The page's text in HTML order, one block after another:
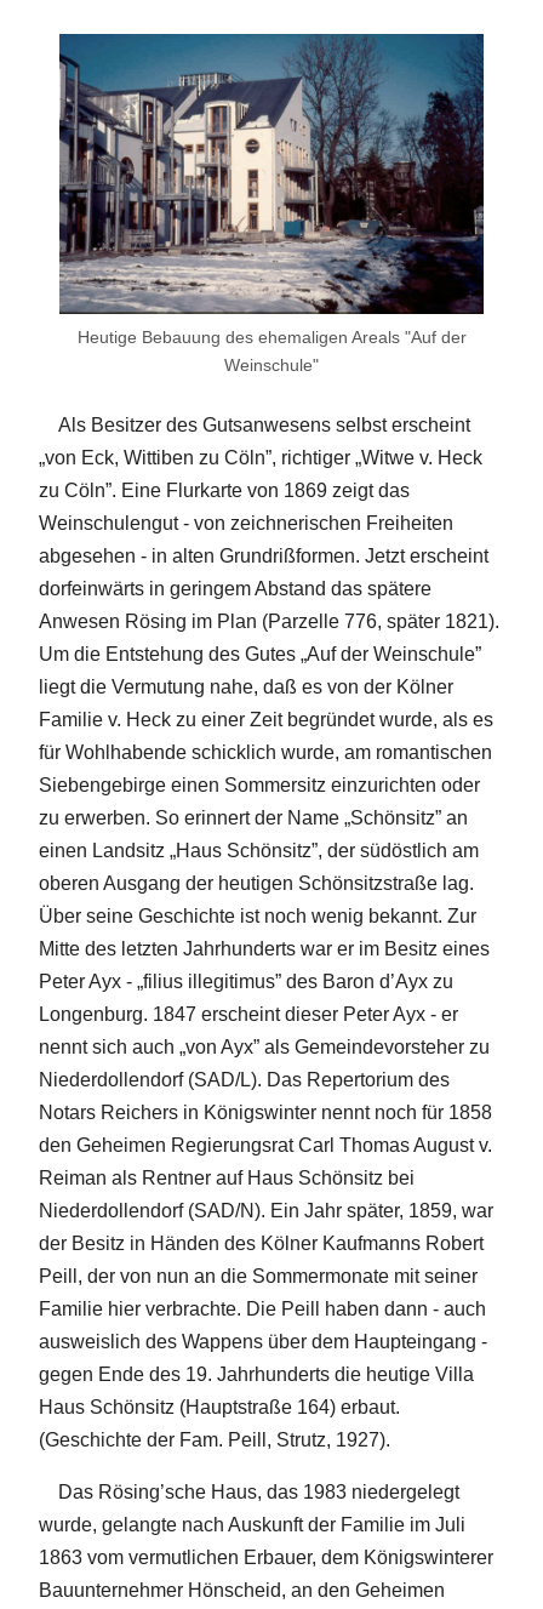
Heutige Bebauung des ehemaligen Areals "Auf der
Weinschule"
Als Besitzer des Gutsanwesens selbst erscheint
„von Eck, Wittiben zu Cöln”, richtiger „Witwe v. Heck
zu Cöln”. Eine Flurkarte von 1869 zeigt das
Weinschulengut - von zeichnerischen Freiheiten
abgesehen - in alten Grundrißformen. Jetzt erscheint
dorfeinwärts in geringem Abstand das spätere
Anwesen Rösing im Plan (Parzelle 776, später 1821).
Um die Entstehung des Gutes „Auf der Weinschule”
liegt die Vermutung nahe, daß es von der Kölner
Familie v. Heck zu einer Zeit begründet wurde, als es
für Wohlhabende schicklich wurde, am romantischen
Siebengebirge einen Sommersitz einzurichten oder
zu erwerben. So erinnert der Name „Schönsitz” an
einen Landsitz „Haus Schönsitz”, der südöstlich am
oberen Ausgang der heutigen Schönsitzstraße lag.
Über seine Geschichte ist noch wenig bekannt. Zur
Mitte des letzten Jahrhunderts war er im Besitz eines
Peter Ayx - „filius illegitimus” des Baron d’Ayx zu
Longenburg. 1847 erscheint dieser Peter Ayx - er
nennt sich auch „von Ayx” als Gemeindevorsteher zu
Niederdollendorf (SAD/L). Das Repertorium des
Notars Reichers in Königswinter nennt noch für 1858
den Geheimen Regierungsrat Carl Thomas August v.
Reiman als Rentner auf Haus Schönsitz bei
Niederdollendorf (SAD/N). Ein Jahr später, 1859, war
der Besitz in Händen des Kölner Kaufmanns Robert
Peill, der von nun an die Sommermonate mit seiner
Familie hier verbrachte. Die Peill haben dann - auch
ausweislich des Wappens über dem Haupteingang -
gegen Ende des 19. Jahrhunderts die heutige Villa
Haus Schönsitz (Hauptstraße 164) erbaut.
(Geschichte der Fam. Peill, Strutz, 1927).
Das Rösing’sche Haus, das 1983 niedergelegt
wurde, gelangte nach Auskunft der Familie im Juli
1863 vom vermutlichen Erbauer, dem Königswinterer
Bauunternehmer Hönscheid, an den Geheimen